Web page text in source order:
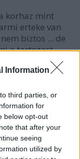
Information
third parties, or
for
below opt-out
that after your
seeing
utilized by
korhaz mint
erteke van
biztos ... de
a tartozast
ingyenes,